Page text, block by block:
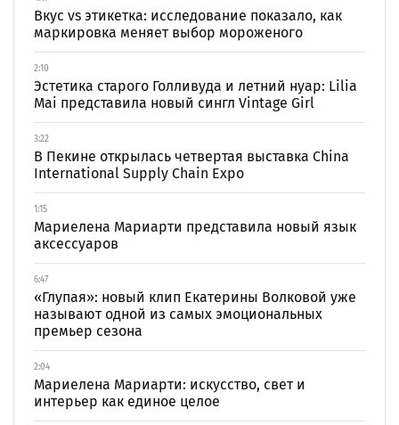
Вкус vs этикетка: исследование показало, как
маркировка меняет выбор мороженого
2:10
Эстетика старого Голливуда и летний нуар: Lilia
Mai представила новый сингл Vintage Girl
3:22
В Пекине открылась четвертая выставка China
International Supply Chain Expo
1:15
Мариелена Мариарти представила новый язык
аксессуаров
6:47
«Глупая»: новый клип Екатерины Волковой уже
называют одной из самых эмоциональных
премьер сезона
2:04
Мариелена Мариарти: искусство, свет и
интерьер как единое целое